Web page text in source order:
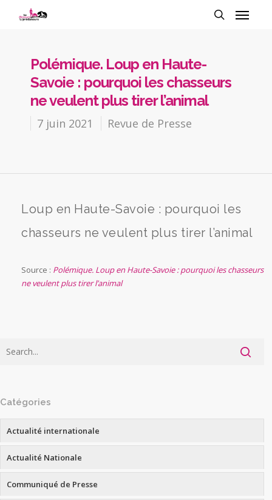
Polémique. Loup en Haute-
Savoie : pourquoi les chasseurs
ne veulent plus tirer l’animal
7 juin 2021 Revue de Presse
Loup en Haute-Savoie : pourquoi les
chasseurs ne veulent plus tirer l’animal
Source : Polémique. Loup en Haute-Savoie : pourquoi les chasseurs
ne veulent plus tirer l’animal
Catégories
Actualité internationale
Actualité Nationale
Communiqué de Presse